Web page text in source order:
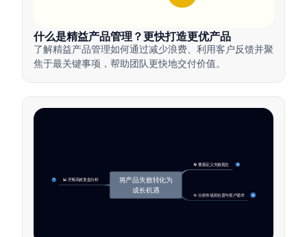
什么是精益产品管理？更快打造更优产品
了解精益产品管理如何通过减少浪费、利用客户反馈并聚
焦于最关键事项，帮助团队更快地交付价值。
🔄 重新定义失败观念 4
📊 开展高效复盘分析
7
🎯 分析市场契合度与客户需求 14
将产品失败转化为
成长机遇